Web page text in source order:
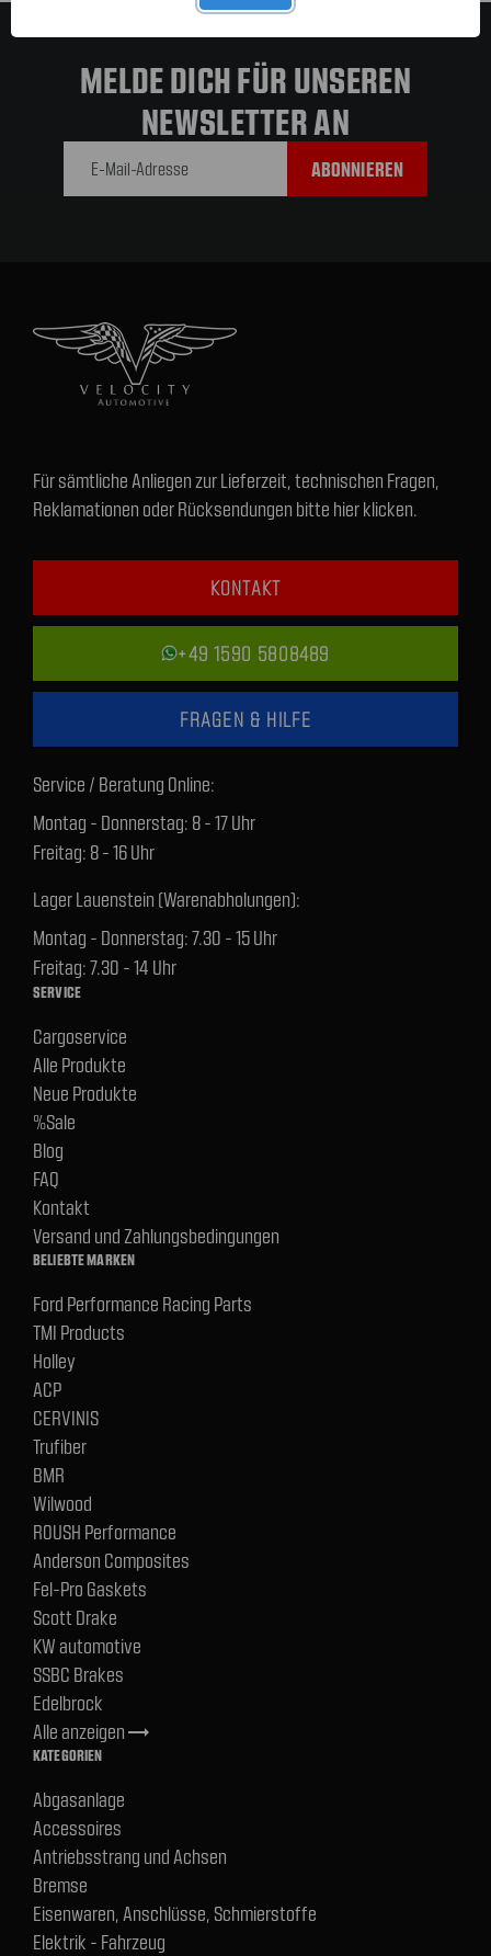
MELDE DICH FÜR UNSEREN
NEWSLETTER AN
Für sämtliche Anliegen zur Lieferzeit, technischen Fragen,
Reklamationen oder Rücksendungen bitte hier klicken.
KONTAKT
+49 1590 5808489
FRAGEN & HILFE
Service / Beratung Online:
Montag - Donnerstag: 8 - 17 Uhr
Freitag: 8 - 16 Uhr
Lager Lauenstein (Warenabholungen):
Montag - Donnerstag: 7.30 - 15 Uhr
Freitag: 7.30 - 14 Uhr
SERVICE
Cargoservice
Alle Produkte
Neue Produkte
%Sale
Blog
FAQ
Kontakt
Versand und Zahlungsbedingungen
BELIEBTE MARKEN
Ford Performance Racing Parts
TMI Products
Holley
ACP
CERVINIS
Trufiber
BMR
Wilwood
ROUSH Performance
Anderson Composites
Fel-Pro Gaskets
Scott Drake
KW automotive
SSBC Brakes
Edelbrock
Alle anzeigentrending_flat
KATEGORIEN
Abgasanlage
Accessoires
Antriebsstrang und Achsen
Bremse
Eisenwaren, Anschlüsse, Schmierstoffe
Elektrik - Fahrzeug